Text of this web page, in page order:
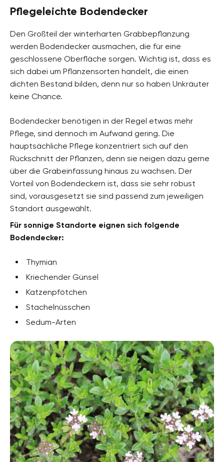
Pflegeleichte Bodendecker
Den Großteil der winterharten Grabbepflanzung
werden Bodendecker ausmachen, die für eine
geschlossene Oberfläche sorgen. Wichtig ist, dass es
sich dabei um Pflanzensorten handelt, die einen
dichten Bestand bilden, denn nur so haben Unkräuter
keine Chance.
Bodendecker benötigen in der Regel etwas mehr
Pflege, sind dennoch im Aufwand gering. Die
hauptsächliche Pflege konzentriert sich auf den
Rückschnitt der Pflanzen, denn sie neigen dazu gerne
über die Grabeinfassung hinaus zu wachsen. Der
Vorteil von Bodendeckern ist, dass sie sehr robust
sind, vorausgesetzt sie sind passend zum jeweiligen
Standort ausgewählt.
Für sonnige Standorte eignen sich folgende
Bodendecker:
Thymian
Kriechender Günsel
Katzenpfötchen
Stachelnüsschen
Sedum-Arten